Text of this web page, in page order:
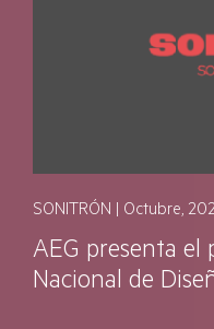
SONITRÓN | Octubre,
AEG presenta el
Nacional de